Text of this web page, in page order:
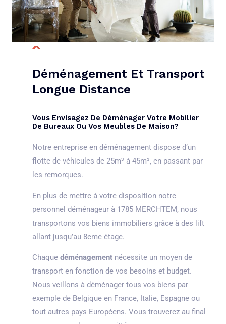
Déménagement Et Transport
Longue Distance
Vous Envisagez De Déménager Votre Mobilier
De Bureaux Ou Vos Meubles De Maison?
Notre entreprise en déménagement dispose d’un
flotte de véhicules de 25m³ à 45m³, en passant par
les remorques.
En plus de mettre à votre disposition notre
personnel déménageur à 1785 MERCHTEM, nous
transportons vos biens immobiliers grâce à des lift
allant jusqu’au 8eme étage.
Chaque déménagement nécessite un moyen de
transport en fonction de vos besoins et budget.
Nous veillons à déménager tous vos biens par
exemple de Belgique en France, Italie, Espagne ou
tout autres pays Européens. Vous trouverez au final